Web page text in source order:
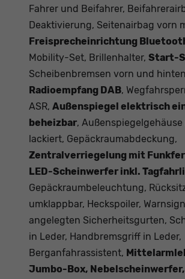
Fahrer und Beifahrer,
Deaktivierung, Seitenairbag vorn
Freisprecheinrichtung
Mobility-Set, Brillenhalter, Start-
Scheibenbremsen vorn und
Radioempfang DAB,
ASR, Außenspiegel elektrisch
beheizbar,
lackiert, Gepäckraumabdeckung,
Zentralverriegelung mit
LED-Scheinwerfer inkl.
Gepäckraumbeleuchtung,
umklappbar, Heckspoiler,
angelegten Sicherheitsgurten,
in Leder, Handbremsgriff in Leder,
Berganfahrassistent,
Jumbo-Box,